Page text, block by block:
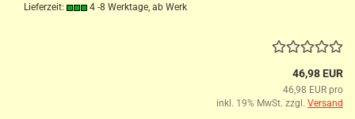
Lieferzeit:
4 -8 Werktage, ab Werk
46,98 EUR
46,98 EUR pro
inkl. 19% MwSt. zzgl. Versand